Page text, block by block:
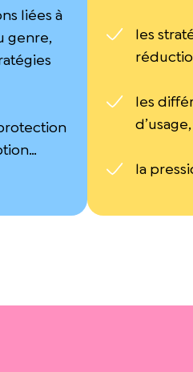
liées à
genre,
les
les
d’usage,
la